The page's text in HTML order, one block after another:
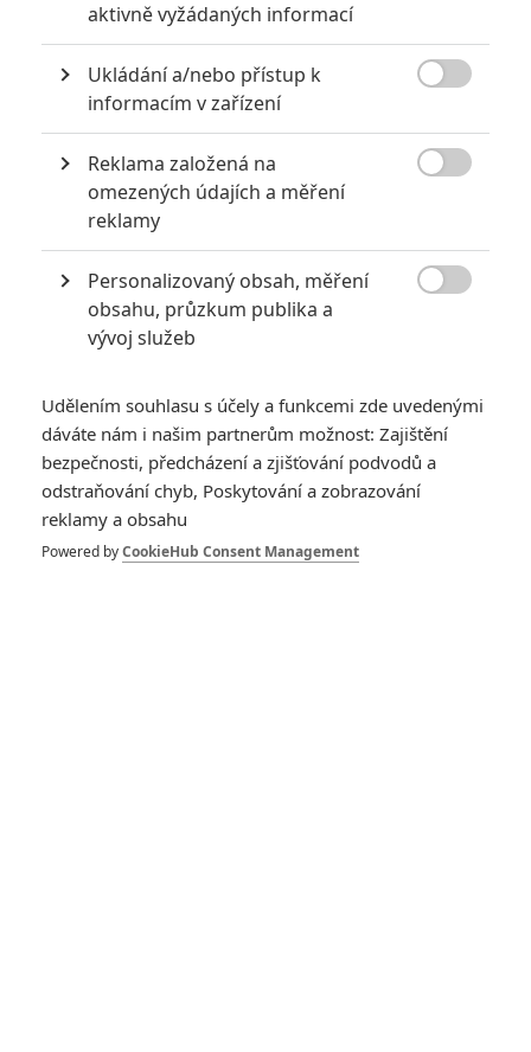
POSLEDNÍ KOMENTOVANÉ
433FILM | 01.08.2026 07:11
拆彈專家
Děti krve a kostí: Regulérní trailer představuje akční fantasy
dobrodružství s vůní Afriky
překvapivě emotivní a osobní film
1 ČLÁNEK | 30.07.2026 03:42
Velké preview: Odyssea - seznamte se s maximálně nabitým
obsazením
aktivně vyžádaných informací
Ukládání a/nebo přístup k
informacím v zařízení
Reklama založená na
omezených údajích a měření
reklamy
Personalizovaný obsah, měření
obsahu, průzkum publika a
vývoj služeb
Udělením souhlasu s účely a funkcemi zde uvedenými
dáváte nám i našim partnerům možnost: Zajištění
bezpečnosti, předcházení a zjišťování podvodů a
odstraňování chyb, Poskytování a zobrazování
reklamy a obsahu
Powered byCookieHub Consent Management